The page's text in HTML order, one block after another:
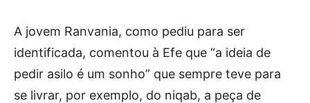
A jovem Ranvania, como pediu para ser
identificada, comentou à Efe que “a ideia de
pedir asilo é um sonho” que sempre teve para
se livrar, por exemplo, do niqab, a peça de